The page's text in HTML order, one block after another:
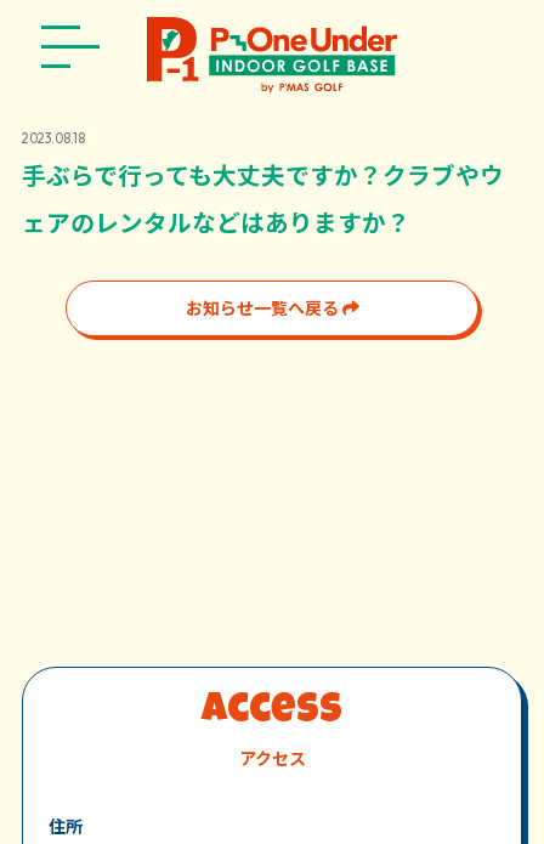
2023.08.18
手ぶらで行っても大丈夫ですか？クラブやウ
ェアのレンタルなどはありますか？
お知らせ一覧へ戻る
Access
アクセス
住所